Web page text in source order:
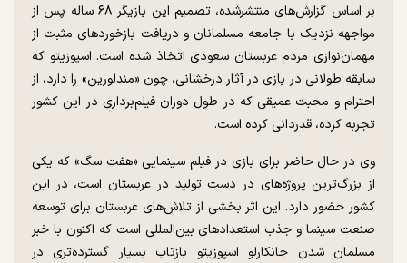
بر اساس گزارش‌های منتشرشده، تصمیم این بازیگر ۶۸ ساله پس از
مواجهه نزدیک با جامعه مسلمانان و دریافت بازخورد‌های مثبت از
مهمان‌نوازی مردم عربستان سعودی اتخاذ شده است. اسپوزیتو که
سابقه طولانی در بازی در آثار درخشانی، چون «مندلورین» را دارد، از
احترام و محبت عمیقی که در طول دوران فیلم‌برداری در این کشور
تجربه کرده، قدردانی کرده است.
وی در حال حاضر برای بازی در فیلم سینمایی «هفت سگ» که یکی
از بزرگ‌ترین پروژه‌های در دست تولید در عربستان است، در این
کشور حضور دارد. این اثر بخشی از تلاش‌های عربستان برای توسعه
صنعت سینما و جذب استعداد‌های بین‌المللی است که اکنون با خبر
مسلمان شدن جانکارلو اسپوزیتو بازتاب بسیار گسترده‌تری در